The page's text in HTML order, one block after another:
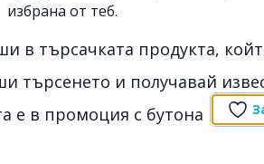
изтекла
избрана от теб.
в търсачката продукта,
търсенето и получавай
е в промоция с бутона